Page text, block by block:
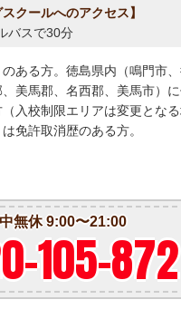
クールへのアクセス
バスで30分
ある方。徳島県内（鳴門市
美馬郡、名西郡、美馬市）
入校制限エリアは変更とな
免許取消歴のある方。
無休 9:00〜21:00
105-872